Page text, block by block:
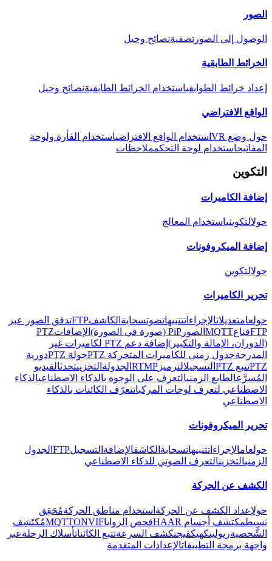
الصور
الوصول إلى الصور تصفيةنصائح وحيل
الخرائط الطابقية
إعداد خرائط الطوابقباستخدام الخرائط الطابقيةنصائح وحيل
الواقع الافتراضي
حول وضع VR استخدام الواقع الافتراضياستخدام الفأرة ولوحة
المفاتيحاستخدام لوحة التحكمملاحظات
التكوين
إضافة الكاميرات
حولالتكوينباستخدام المعالج
إضافة الميكروفونات
حولالتكوين
تحرير الكاميرات
حولعامتعديلاتالإجراءاتتنبيهاتصوتسحابة الكاشفFTPتدفق الصور عبر
FTPقناعMQTT الصور PiP (صورة في الصورة) الإضافاتPTZ
(الدوران، الإمالة والتكبير)
إضافة دعم PTZ لكاميرات غير
المدرجةجدول زمني للكاميرات المتحركة PTZ جولة PTZ
دورية
PTZتتبع PTZ التسجيلالترميز RTMP الجدولة التخزينتحدثالفيديو
المُسرَّعالطابع الزمنيالتعرف على الوجوه بالذكاء الاصطناعيالذكاء
الاصطناعي لتعرف لوحات المركباتتعرّف الكائنات بالذكاء
الاصطناعي
تحرير الميكروفونات
حولعامالإجراءاتتنبيهاتسحابة الكاشفالإضافة التسجيلFTP الجدول
الزمنيالتخزينالتعرف الصوتي للذكاء الاصطناعي
الكشف عن الحركة
حولإعداد الكشف عن الحركة استخدام مناطق الحركةمُحَقِق
بَسِيطمكتشف أجسام HAAR فحص الزوايا MQTTONVIF
مُكتَشِف
الشَّخصيةريولينكهيكفيجنكشف السرعةتتبع الكائناتأسلاك الرحلةعبر
واجهة برمجة التطبيقاتالإعدادات المتقدمة